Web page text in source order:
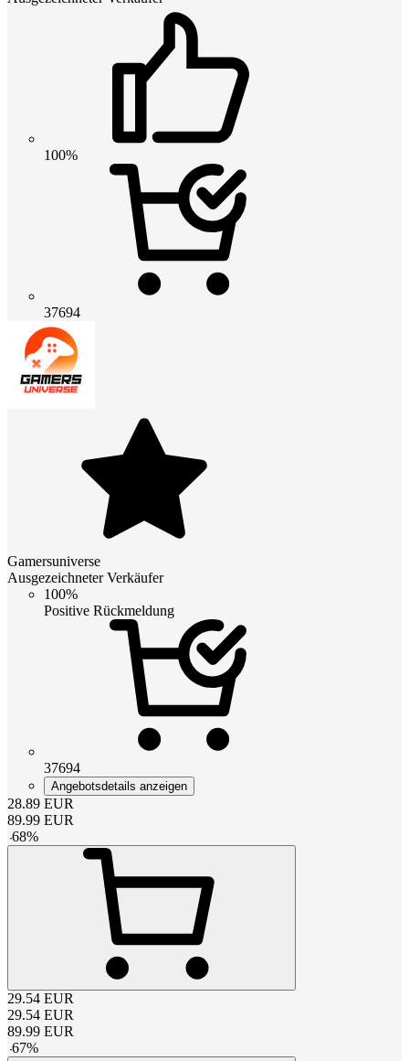
100%
37694
Gamersuniverse
Ausgezeichneter Verkäufer
100%
Positive Rückmeldung
37694
Angebotsdetails anzeigen
28.89 EUR
89.99 EUR
-68%
29.54 EUR
29.54 EUR
89.99 EUR
-67%